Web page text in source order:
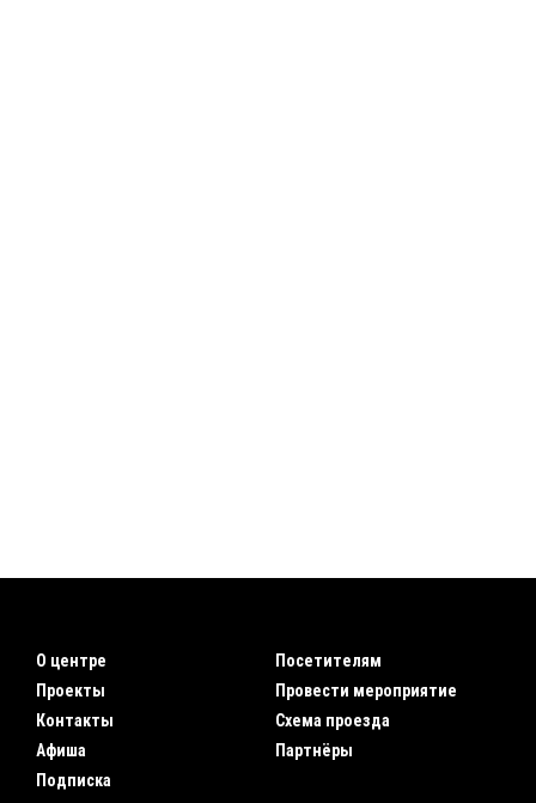
О центре
Проекты
Контакты
Афиша
Подписка
Посетителям
Провести мероприятие
Схема проезда
Партнёры